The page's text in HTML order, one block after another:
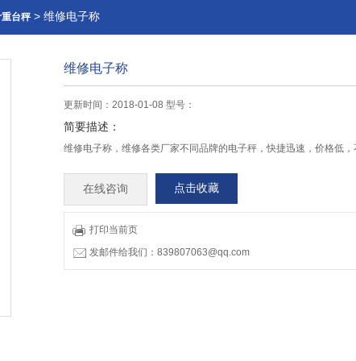
台秤> 维修电子称
维修电子称
更新时间：2018-01-08 型号：
简要描述：
维修电子称，维修各类厂家不同品牌的电子秤，快捷迅速，价格低，
在线咨询 点击收藏
打印当前页
发邮件给我们：839807063@qq.com